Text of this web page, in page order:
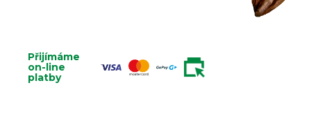
Přijímáme
on-line
platby